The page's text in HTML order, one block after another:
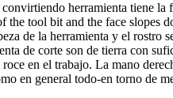
herramienta tiene la
the tool bit and the face slopes
de la herramienta y el rostro
de corte son de tierra con
en el trabajo. La mano
en general todo-en torno de